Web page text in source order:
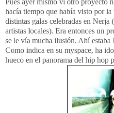
hacía tiempo que había visto por
distintas galas celebradas en Nerja
artistas locales). Era entonces un
se le vía mucha ilusión. Ahí estaba
Como indica en su myspace, ha
hueco en el panorama del hip hop